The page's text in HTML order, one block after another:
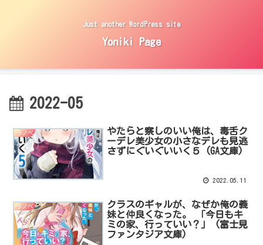
Just another WordPress site
Yoniki Page
2022-05
ラノベ
やたらと察しのいい俺は、毒舌ク
ーデレ美少女の小さなデレも見逃
さずにぐいぐいいく５ (GA文庫)
2022.05.11
ラノベ
クラスのギャルが、なぜか俺の義
妹と仲良くなった。 「今日もキ
ミの家、行っていい？」 (富士見
ファンタジア文庫)